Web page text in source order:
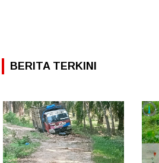
BERITA TERKINI